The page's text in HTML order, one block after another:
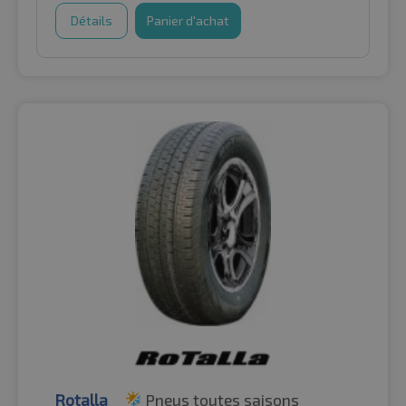
Détails Panier d'achat
Rotalla Pneus toutes saisons